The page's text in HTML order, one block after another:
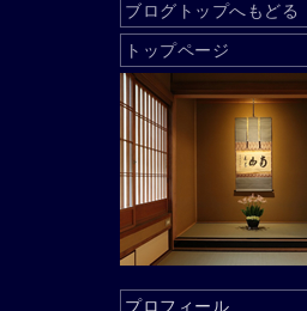
ブログトップへもどる
トップページ
プロフィール